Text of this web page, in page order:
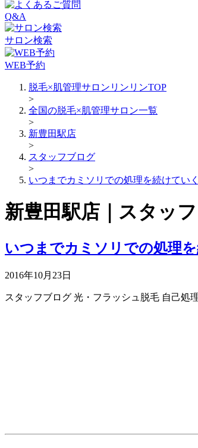
Q&A
サロン検索
WEB予約
脱毛×肌管理サロンリンリンTOP
>
全国の脱毛×肌管理サロン一覧
>
新豊田駅店
>
スタッフブログ
>
いつまでカミソリでの処理を続けてい
新豊田駅店｜スタッ
いつまでカミソリでの処理
2016年10月23日
スタッフブログ 光・フラッシュ脱毛 自己処